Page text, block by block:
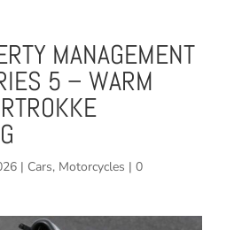
MANAGEMENT
5 – WARM
| Cars, Motorcycles | 0